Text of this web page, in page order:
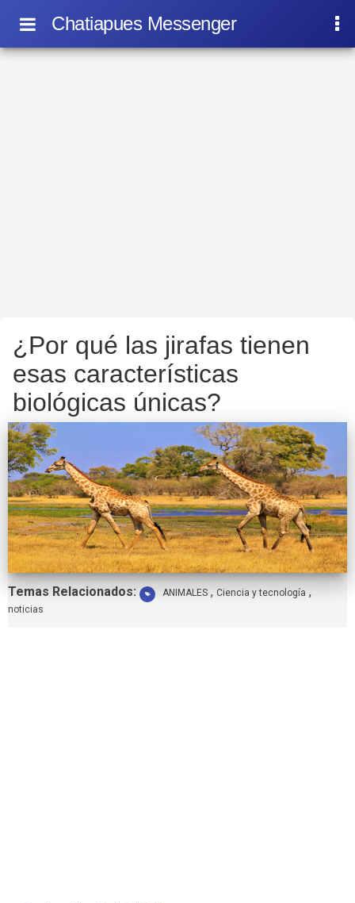
Chatiapues Messenger
¿Por qué las jirafas tienen
esas características
biológicas únicas?
Temas Relacionados: Etiquetas:
ANIMALES , Ciencia y tecnología ,
noticias